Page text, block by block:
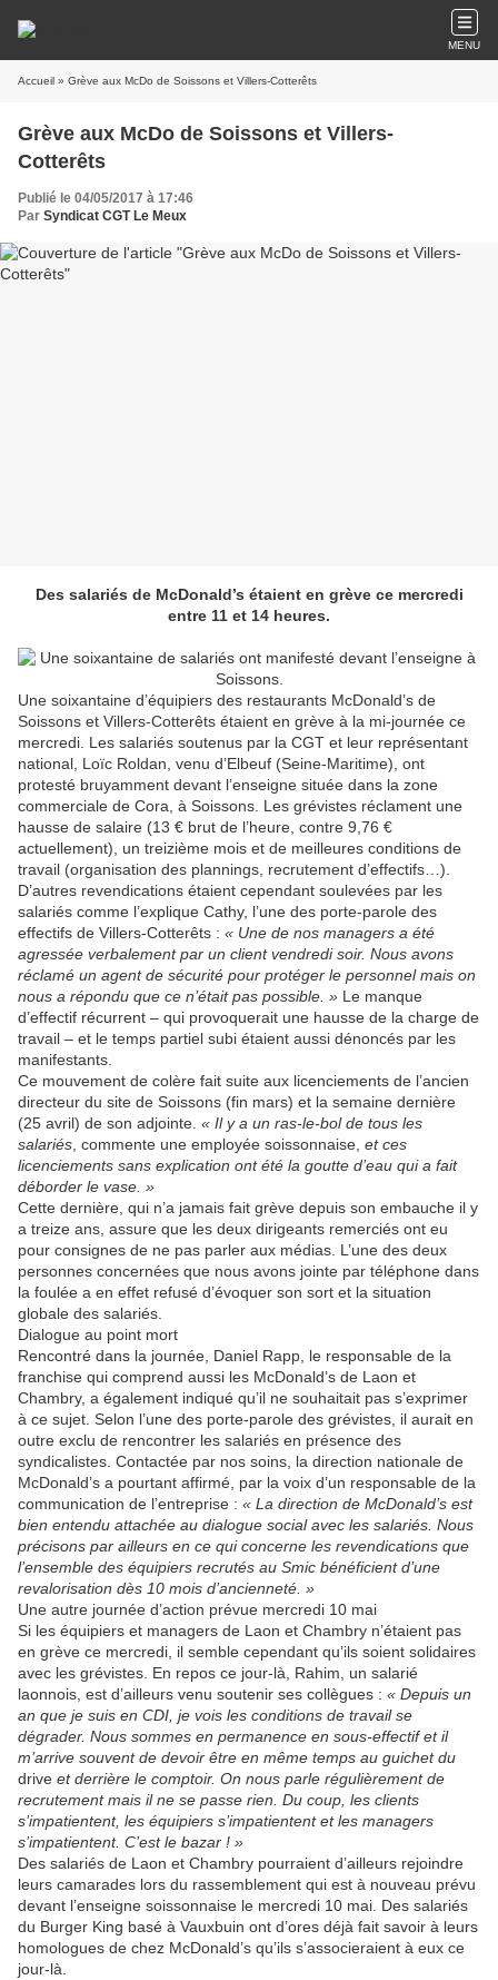
MENU
Accueil » Grève aux McDo de Soissons et Villers-Cotterêts
Grève aux McDo de Soissons et Villers-
Cotterêts
Publié le 04/05/2017 à 17:46
Par Syndicat CGT Le Meux
Des salariés de McDonald’s étaient en grève ce mercredi
entre 11 et 14 heures.
Une soixantaine d’équipiers des restaurants McDonald’s de
Soissons et Villers-Cotterêts étaient en grève à la mi-journée ce
mercredi. Les salariés soutenus par la CGT et leur représentant
national, Loïc Roldan, venu d’Elbeuf (Seine-Maritime), ont
protesté bruyamment devant l’enseigne située dans la zone
commerciale de Cora, à Soissons. Les grévistes réclament une
hausse de salaire (13 € brut de l’heure, contre 9,76 €
actuellement), un treizième mois et de meilleures conditions de
travail (organisation des plannings, recrutement d’effectifs…).
D’autres revendications étaient cependant soulevées par les
salariés comme l’explique Cathy, l’une des porte-parole des
effectifs de Villers-Cotterêts : « Une de nos managers a été
agressée verbalement par un client vendredi soir. Nous avons
réclamé un agent de sécurité pour protéger le personnel mais on
nous a répondu que ce n’était pas possible. » Le manque
d’effectif récurrent – qui provoquerait une hausse de la charge de
travail – et le temps partiel subi étaient aussi dénoncés par les
manifestants.
Ce mouvement de colère fait suite aux licenciements de l’ancien
directeur du site de Soissons (fin mars) et la semaine dernière
(25 avril) de son adjointe. « Il y a un ras-le-bol de tous les
salariés , commente une employée soissonnaise, et ces
licenciements sans explication ont été la goutte d’eau qui a fait
déborder le vase. »
Cette dernière, qui n’a jamais fait grève depuis son embauche il y
a treize ans, assure que les deux dirigeants remerciés ont eu
pour consignes de ne pas parler aux médias. L’une des deux
personnes concernées que nous avons jointe par téléphone dans
la foulée a en effet refusé d’évoquer son sort et la situation
globale des salariés.
Dialogue au point mort
Rencontré dans la journée, Daniel Rapp, le responsable de la
franchise qui comprend aussi les McDonald’s de Laon et
Chambry, a également indiqué qu’il ne souhaitait pas s’exprimer
à ce sujet. Selon l’une des porte-parole des grévistes, il aurait en
outre exclu de rencontrer les salariés en présence des
syndicalistes. Contactée par nos soins, la direction nationale de
McDonald’s a pourtant affirmé, par la voix d’un responsable de la
communication de l’entreprise : « La direction de McDonald’s est
bien entendu attachée au dialogue social avec les salariés. Nous
précisons par ailleurs en ce qui concerne les revendications que
l’ensemble des équipiers recrutés au Smic bénéficient d’une
revalorisation dès 10 mois d’ancienneté. »
Une autre journée d’action prévue mercredi 10 mai
Si les équipiers et managers de Laon et Chambry n’étaient pas
en grève ce mercredi, il semble cependant qu’ils soient solidaires
avec les grévistes. En repos ce jour-là, Rahim, un salarié
laonnois, est d’ailleurs venu soutenir ses collègues : « Depuis un
an que je suis en CDI, je vois les conditions de travail se
dégrader. Nous sommes en permanence en sous-effectif et il
m’arrive souvent de devoir être en même temps au guichet du
drive et derrière le comptoir. On nous parle régulièrement de
recrutement mais il ne se passe rien. Du coup, les clients
s’impatientent, les équipiers s’impatientent et les managers
s’impatientent. C’est le bazar ! »
Des salariés de Laon et Chambry pourraient d’ailleurs rejoindre
leurs camarades lors du rassemblement qui est à nouveau prévu
devant l’enseigne soissonnaise le mercredi 10 mai. Des salariés
du Burger King basé à Vauxbuin ont d’ores déjà fait savoir à leurs
homologues de chez McDonald’s qu’ils s’associeraient à eux ce
jour-là.